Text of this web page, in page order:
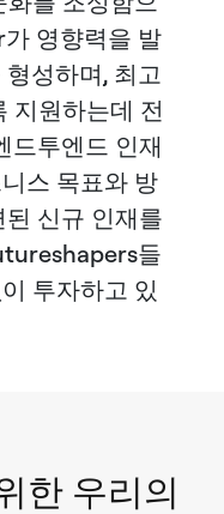
영향력을 발
성하며, 최고
지원하는데 전
드투엔드 인재
스 목표와 방
신규 인재를
들
투자하고 있
한 우리의